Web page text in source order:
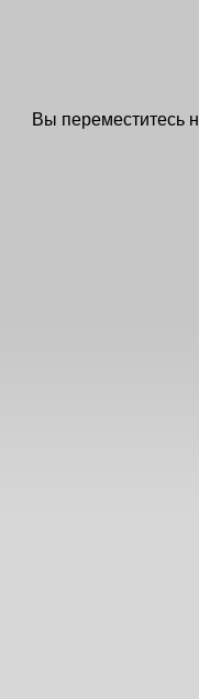
Вы переместитесь